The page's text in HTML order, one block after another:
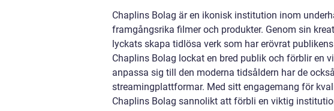
Chaplins Bolag är en ikonisk institution inom
framgångsrika filmer och produkter. Genom sin
lyckats skapa tidlösa verk som har erövrat
Chaplins Bolag lockat en bred publik och förblir en
anpassa sig till den moderna tidsåldern har de
streamingplattformar. Med sitt engagemang för
Chaplins Bolag sannolikt att förbli en viktig